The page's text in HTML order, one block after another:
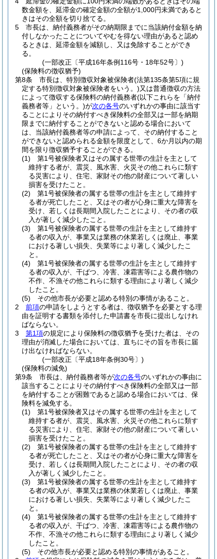
数金額を、延滞金の確定金額の全額が1,000円未満であると
きはその全額を切り捨てる。
5
市長は、納付義務者がその納期限までに当該納付金額を納
付しなかったことについてやむを得ない理由があると認め
るときは、延滞金額を減額し、又は免除することができ
る。
(一部改正〔平成16年条例116号・18年52号〕)
(保険料の徴収猶予)
第8条
市長は、特別徴収対象被保険者(法第135条第5項に規
定する特別徴収対象被保険者をいう。)又は普通徴収の方法
によって徴収する保険料の納付義務者(以下これらを「納付
義務者等」という。)が次の各号のいずれかの事由に該当す
ることによりその納付すべき保険料の全部又は一部を納期
限までに納付することができないと認める場合において
は、当該納付義務者等の申請によって、その納付すること
ができないと認められる金額を限度として、6か月以内の期
間を限り徴収猶予することができる。
(1)
第1号被保険者又はその属する世帯の生計を主として
維持する者が、震災、風水害、火災その他これらに類す
る災害により、住宅、家財その他の財産について著しい
損害を受けたこと。
(2)
第1号被保険者の属する世帯の生計を主として維持す
る者が死亡したこと、又はその者が心身に重大な障害を
受け、若しくは長期間入院したことにより、その者の収
入が著しく減少したこと。
(3)
第1号被保険者の属する世帯の生計を主として維持す
る者の収入が、事業又は業務の休業若しくは廃止、事業
における著しい損失、失業等により著しく減少したこ
と。
(4)
第1号被保険者の属する世帯の生計を主として維持す
る者の収入が、干ばつ、冷害、凍霜害等による農作物の
不作、不漁その他これらに類する理由により著しく減少
したこと。
(5)
その他市長が必要と認める特別の事情があること。
2
前項の申請をしようとする者は、徴収猶予を必要とする理
由を証明する書類を添付した申請書を市長に提出しなけれ
ばならない。
3
第1項の規定により保険料の徴収猶予を受けた者は、その
理由が消滅した場合においては、直ちにその旨を市長に届
け出なければならない。
(一部改正〔平成18年条例30号〕)
(保険料の減免)
第9条
市長は、納付義務者等が次の各号のいずれかの事由に
該当することによりその納付すべき保険料の全部又は一部
を納付することが困難であると認める場合においては、保
険料を減免する。
(1)
第1号被保険者又はその属する世帯の生計を主として
維持する者が、震災、風水害、火災その他これらに類す
る災害により、住宅、家財その他の財産について著しい
損害を受けたこと。
(2)
第1号被保険者の属する世帯の生計を主として維持す
る者が死亡したこと、又はその者が心身に重大な障害を
受け、若しくは長期間入院したことにより、その者の収
入が著しく減少したこと。
(3)
第1号被保険者の属する世帯の生計を主として維持す
る者の収入が、事業又は業務の休業若しくは廃止、事業
における著しい損失、失業等により著しく減少したこ
と。
(4)
第1号被保険者の属する世帯の生計を主として維持す
る者の収入が、干ばつ、冷害、凍霜害等による農作物の
不作、不漁その他これらに類する理由により著しく減少
したこと。
(5)
その他市長が必要と認める特別の事情があること。